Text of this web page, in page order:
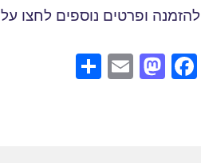
להזמנה ופרטים נוספים לחצו על
F
M
E